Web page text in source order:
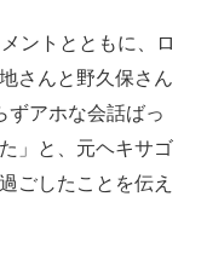
ントとともに、ロ
さんと野久保さん
ずアホな会話ばっ
」と、元ヘキサゴ
ごしたことを伝え